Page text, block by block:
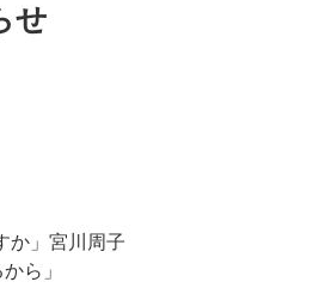
せ
」宮川周子
ら」